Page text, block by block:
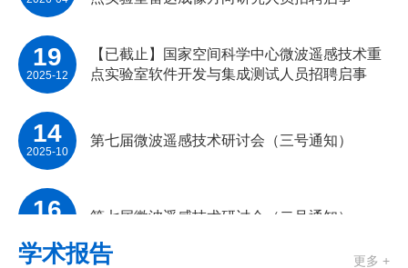
19
2025-12
点实验室软件开发与集成测试人员招聘启事
14
2025-10
16
2025-09
学术报告 更多 +